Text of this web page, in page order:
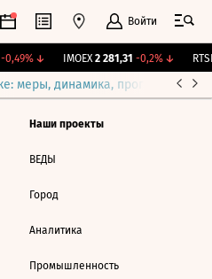
Войти
↓ IMOEX 2 281,31 -0,2%↓ RTSI
меры, динамика, прогнозы
Наши проекты
ВЕДЫ
Город
Аналитика
Промышленность